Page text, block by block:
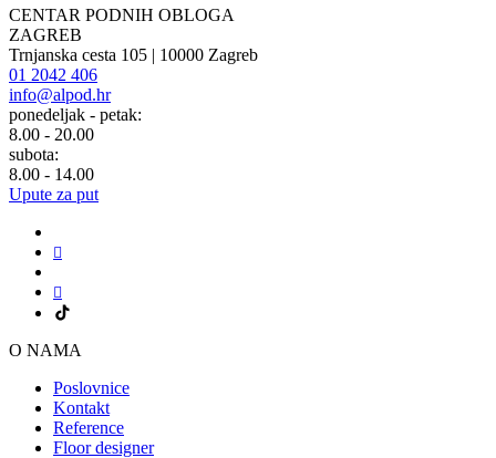
CENTAR PODNIH OBLOGA
ZAGREB
Trnjanska cesta 105 | 10000 Zagreb
01 2042 406
info@alpod.hr
ponedeljak - petak:
8.00 - 20.00
subota:
8.00 - 14.00
Upute za put
O NAMA
Poslovnice
Kontakt
Reference
Floor designer